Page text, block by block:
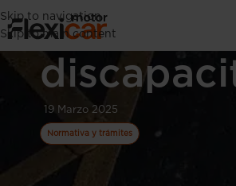
Skip to navigation
Skip to main content
Zona de
19 Marzo 2025
Normativa y trámites